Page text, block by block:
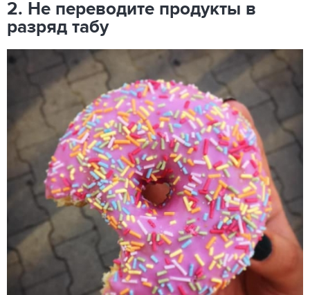
2. Не переводите продукты в
разряд табу